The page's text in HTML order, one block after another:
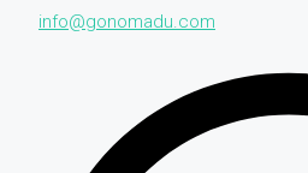
info@gonomadu.com